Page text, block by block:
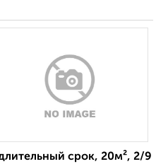
срок, 20м², 2/9